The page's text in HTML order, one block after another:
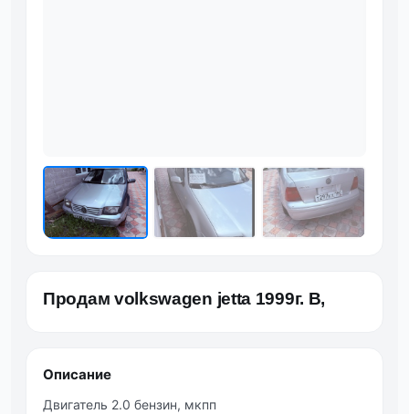
Продам volkswagen jetta 1999г. В,
Описание
Двигатель 2.0 бензин, мкпп